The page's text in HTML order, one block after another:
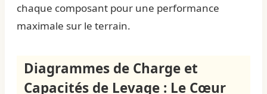
chaque composant pour une performance
maximale sur le terrain.
Diagrammes de Charge et
Capacités de Levage : Le Cœur